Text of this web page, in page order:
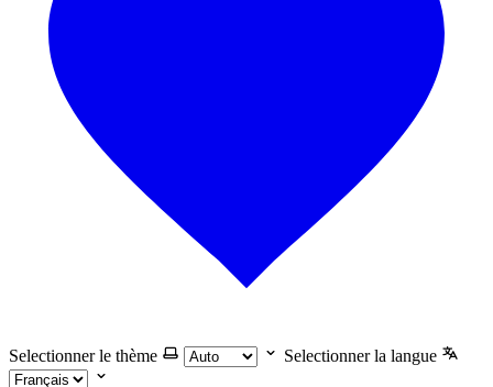
Selectionner le thème Selectionner la langue